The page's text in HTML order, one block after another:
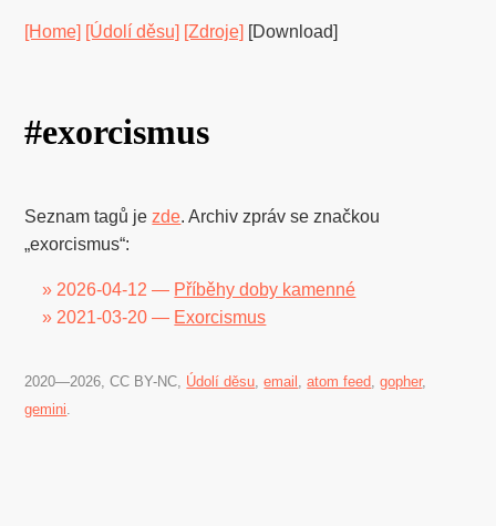
[Home] [Údolí děsu] [Zdroje] [Download]
#exorcismus
Seznam tagů je zde. Archiv zpráv se značkou
„exorcismus“:
» 2026-04-12 — Příběhy doby kamenné
» 2021-03-20 — Exorcismus
2020―2026, CC BY-NC, Údolí děsu ,email ,atom feed ,gopher,
gemini